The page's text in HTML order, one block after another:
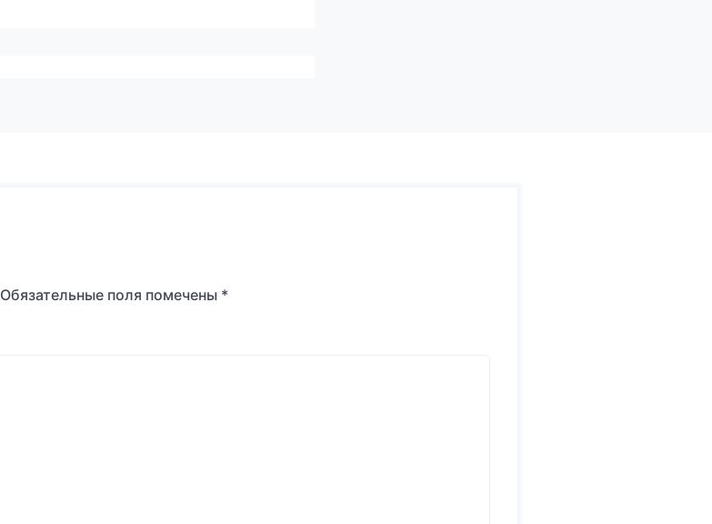
Обязательные поля помечены *